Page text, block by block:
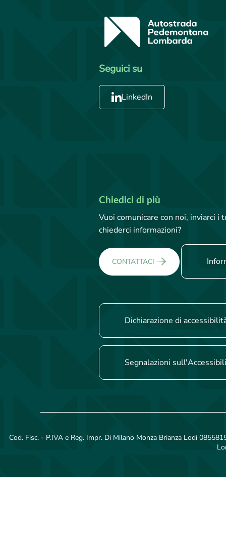
Seguici su
LinkedIn
Chiedici di più
Vuoi comunicare con noi, inviarci
chiederci informazioni?
CONTATTACI
Dichiarazione di
Segnalazioni
Cod. Fisc. - P.IVA e Reg. Impr. Di Milano Monza Brianza Lodi